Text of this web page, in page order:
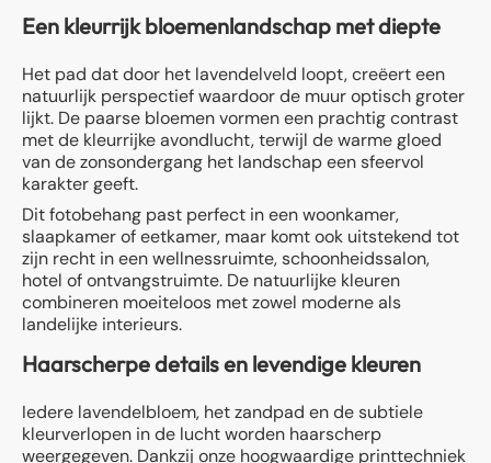
Een kleurrijk bloemenlandschap met diepte
Het pad dat door het lavendelveld loopt, creëert een
natuurlijk perspectief waardoor de muur optisch groter
lijkt. De paarse bloemen vormen een prachtig contrast
met de kleurrijke avondlucht, terwijl de warme gloed
van de zonsondergang het landschap een sfeervol
karakter geeft.
Dit fotobehang past perfect in een woonkamer,
slaapkamer of eetkamer, maar komt ook uitstekend tot
zijn recht in een wellnessruimte, schoonheidssalon,
hotel of ontvangstruimte. De natuurlijke kleuren
combineren moeiteloos met zowel moderne als
landelijke interieurs.
Haarscherpe details en levendige kleuren
Iedere lavendelbloem, het zandpad en de subtiele
kleurverlopen in de lucht worden haarscherp
weergegeven. Dankzij onze hoogwaardige printtechniek